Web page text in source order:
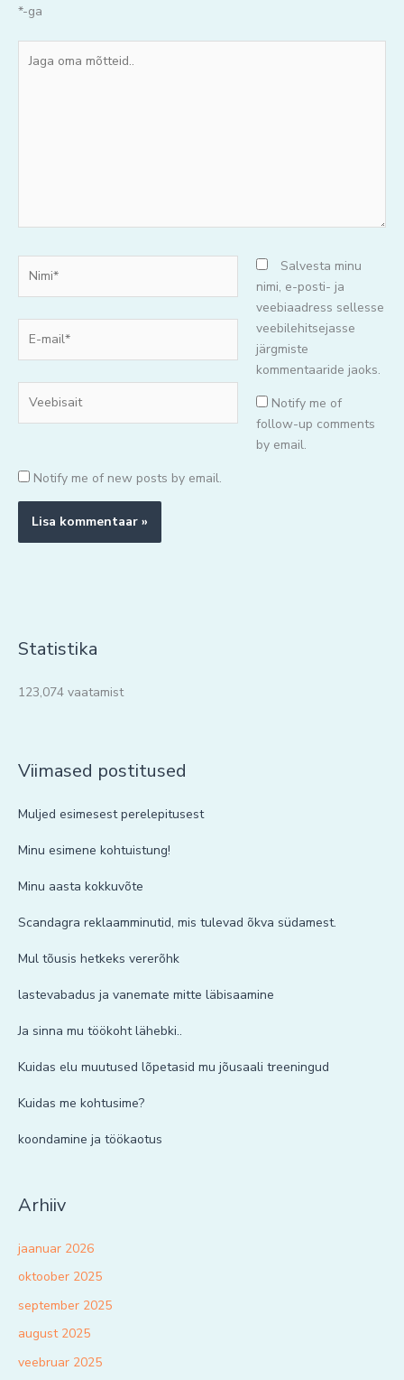
*-ga
oma
mail*
Salvesta minu
nimi, e-posti- ja
veebiaadress sellesse
veebilehitsejasse
järgmiste
kommentaaride jaoks.
Notify me of
follow-up comments
by email.
Notify me of new posts by email.
Statistika
123,074 vaatamist
Viimased postitused
Muljed esimesest perelepitusest
Minu esimene kohtuistung!
Minu aasta kokkuvõte
Scandagra reklaamminutid, mis tulevad õkva südamest.
Mul tõusis hetkeks vererõhk
lastevabadus ja vanemate mitte läbisaamine
Ja sinna mu töökoht lähebki..
Kuidas elu muutused lõpetasid mu jõusaali treeningud
Kuidas me kohtusime?
koondamine ja töökaotus
Arhiiv
jaanuar 2026
oktoober 2025
september 2025
august 2025
veebruar 2025